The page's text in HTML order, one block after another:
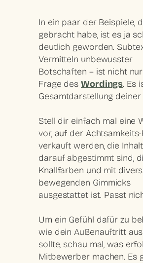
In ein paar der Beispiele,
gebracht habe, ist es ja
deutlich geworden.
Vermitteln unbewusster
Botschaften – ist nicht
Frage desWordings. Es
Gesamtdarstellung deiner
Stell dir einfach mal eine
vor, auf der
verkauft werden, die
darauf abgestimmt sind,
Knallfarben und mit
bewegenden Gimmicks
ausgestattet ist. Passt
Um ein Gefühl dafür zu
wie dein Außenauftritt
sollte, schau mal, was
Mitbewerber machen. Es